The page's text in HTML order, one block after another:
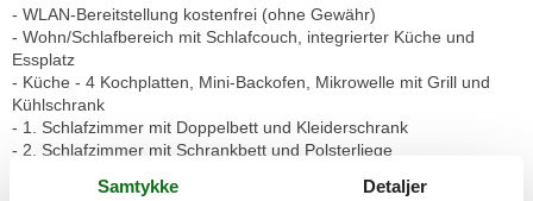
- WLAN-Bereitstellung kostenfrei (ohne Gewähr)
- Wohn/Schlafbereich mit Schlafcouch, integrierter Küche und
Essplatz
- Küche - 4 Kochplatten, Mini-Backofen, Mikrowelle mit Grill und
Kühlschrank
- 1. Schlafzimmer mit Doppelbett und Kleiderschrank
- 2. Schlafzimmer mit Schrankbett und Polsterliege
- seniorenfreundlich, behindertenfreundlich aber nicht mit Rollstuhl
Samtykke Detaljer